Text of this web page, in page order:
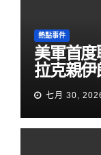
熱點事件
美軍首
拉克親
七月 30,